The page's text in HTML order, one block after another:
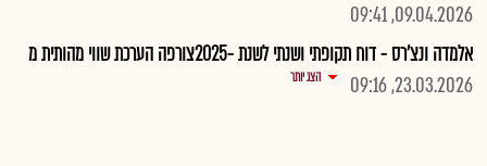
09.04.2026, 09:41
אלמדה ונצ'רס - דוח תקופתי ושנתי לשנת -2025צורפה הערכת שווי מהותית מ
23.03.2026, 09:16
הצג יותר